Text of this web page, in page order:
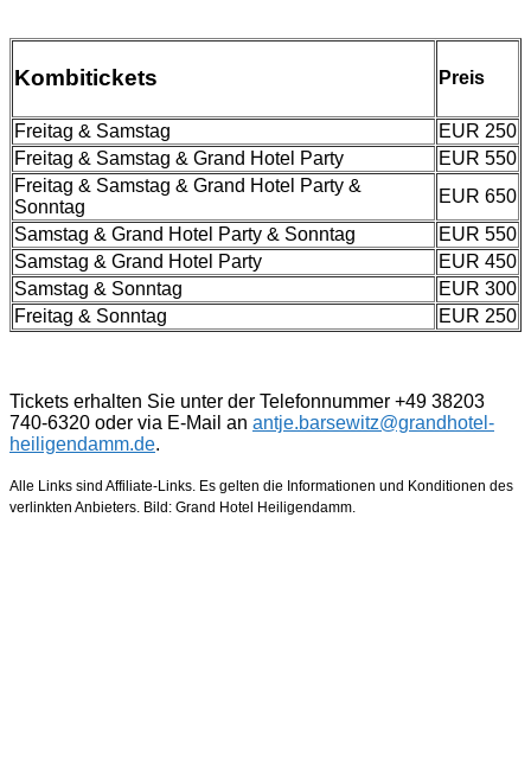
Kombitickets Preis
Freitag & Samstag
EUR 250
Freitag & Samstag & Grand Hotel Party
EUR 550
Freitag & Samstag & Grand Hotel Party &
Sonntag
EUR 650
Samstag & Grand Hotel Party & Sonntag
EUR 550
Samstag & Grand Hotel Party
EUR 450
Samstag & Sonntag
EUR 300
Freitag & Sonntag
EUR 250
Tickets erhalten Sie unter der Telefonnummer +49 38203
740-6320 oder via E-Mail an antje.barsewitz@grandhotel-
heiligendamm.de.
Alle Links sind Affiliate-Links. Es gelten die Informationen und Konditionen des
verlinkten Anbieters. Bild: Grand Hotel Heiligendamm.